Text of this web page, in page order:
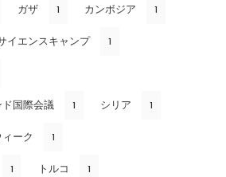
ガザ 1 カンボジア 1
イエンスキャンプ 1
国際会議 1 シリア 1
ーク 1
1 トルコ 1